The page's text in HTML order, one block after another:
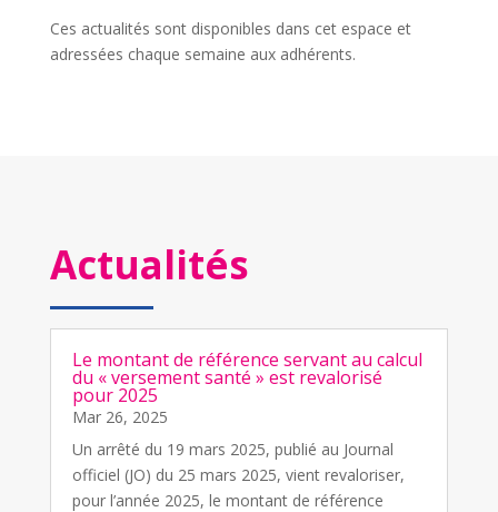
Ces actualités sont disponibles dans cet espace et
adressées chaque semaine aux adhérents.
Actualités
Le montant de référence servant au calcul
du « versement santé » est revalorisé
pour 2025
Mar 26, 2025
Un arrêté du 19 mars 2025, publié au Journal
officiel (JO) du 25 mars 2025, vient revaloriser,
pour l’année 2025, le montant de référence